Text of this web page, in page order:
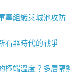
事組織與城池攻防
石器時代的戰爭
極端溫度？多層隔